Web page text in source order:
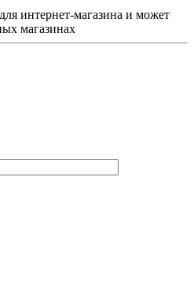
интернет-магазина и может
магазинах